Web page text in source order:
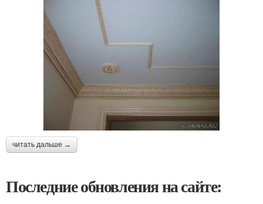
читать дальше →
Последние обновления на сайте: